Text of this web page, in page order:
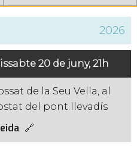
2026
20 de juny, 21h
de la Seu Vella, al
del pont llevadís